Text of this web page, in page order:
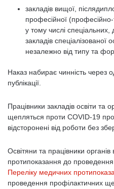
закладів вищої,
професійної (професійно-
у тому числі спеціальних,
закладів спеціалізованої
незалежно від типу та
Наказ набирає чинність через
публікації.
Працівники закладів освіти та
щепляться проти COVID-19
відсторонені від роботи без
Освітяни та працівники
протипоказання до
Переліку медичних
проведення профілактичних